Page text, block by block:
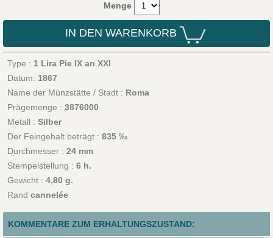
Menge
IN DEN WARENKORB
Type : 1 Lira Pie IX an XXI
Datum: 1867
Name der Münzstätte / Stadt : Roma
Prägemenge : 3876000
Metall : Silber
Der Feingehalt beträgt : 835 ‰
Durchmesser : 24 mm
Stempelstellung : 6 h.
Gewicht : 4,80 g.
Rand cannelée
KOMMENTARE ZUM ERHALTUNGSZUSTAND: